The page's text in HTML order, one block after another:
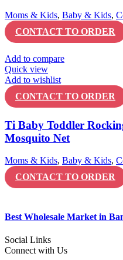
Moms & Kids, Baby & Kids,
CONTACT TO ORDER
Add to compare
Quick view
Add to wishlist
CONTACT TO ORDER
Ti Baby Toddler
Mosquito Net
Moms & Kids, Baby & Kids,
CONTACT TO ORDER
Best Wholesale Market in
Social Links
Connect with Us